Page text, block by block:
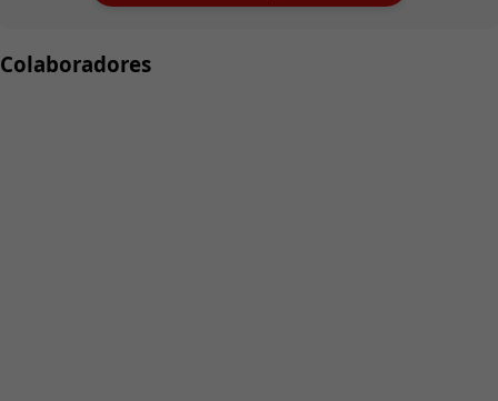
Colaboradores